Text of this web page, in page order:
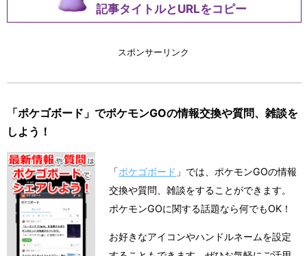
記事タイトルとURLをコピー
スポンサーリンク
「ポケゴボード」でポケモンGOの情報交換や質問、雑談を
しよう！
「ポケゴボード 」では、ポケモンGOの情報
交換や質問、雑談をすることができます。
ポケモンGOに関する話題なら何でもOK！
お好きなアイコンやハンドルネームを設定